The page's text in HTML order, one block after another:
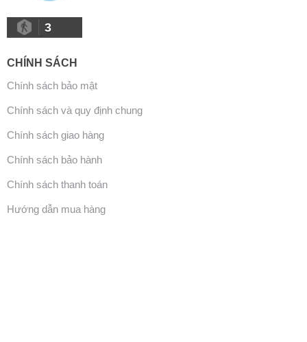
3
CHÍNH SÁCH
Chính sách bảo mật
Chính sách và quy định chung
Chính sách giao hàng
Chính sách bảo hành
Chính sách thanh toán
Hướng dẫn mua hàng